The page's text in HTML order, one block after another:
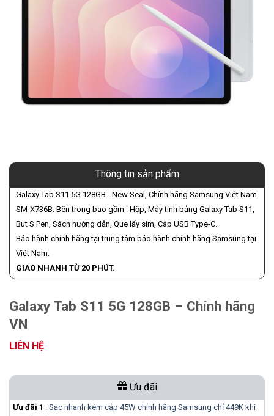
Thông tin sản phẩm
Galaxy Tab S11 5G 128GB - New Seal, Chính hãng Samsung Việt Nam
SM-X736B. Bên trong bao gồm : Hộp, Máy tính bảng Galaxy Tab S11,
Bút S Pen, Sách hướng dẫn, Que lấy sim, Cáp USB Type-C.
Bảo hành chính hãng tại trung tâm bảo hành chính hãng Samsung tại
Việt Nam.
GIAO NHANH TỪ 20 PHÚT.
Galaxy Tab S11 5G 128GB – Chính hãng
VN
LIÊN HỆ
Ưu đãi
Ưu đãi 1 : Sạc nhanh kèm cáp 45W chính hãng Samsung chỉ 449K khi